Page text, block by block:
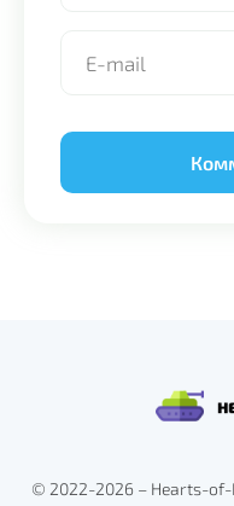
© 2022-2026 – Hearts-of-